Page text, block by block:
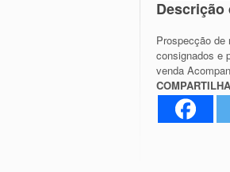
Descrição
Prospecção
consignados e
venda